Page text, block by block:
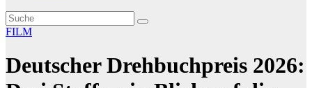
FILM
Deutscher Drehbuchpreis 2026: